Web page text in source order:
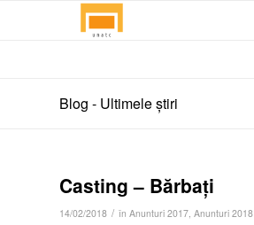
Blog - Ultimele știri
Casting – Bărbați
14/02/2018 / în Anunturi 2017, Anunturi 2018